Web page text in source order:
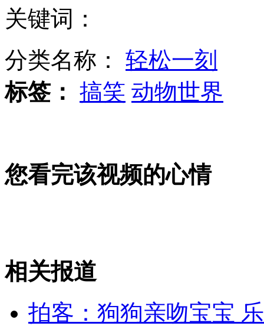
真实版《盗墓笔记》触目惊心
王力宏装小学生卖萌很萌很可爱
北京19名行人因闯红灯各被罚10元
女孩北京地铁殴打老人 痛下狠手拳打脚踢
无痛分娩是否安全 医生回应
关键词：
分类名称： 轻松一刻
标签： 搞笑 动物世界
您看完该视频的心情
相关报道
拍客：狗狗亲吻宝宝